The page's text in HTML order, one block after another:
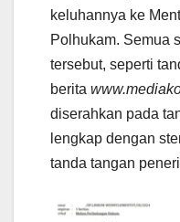
keluhannya ke
Polhukam. Semua
tersebut, seperti
berita
diserahkan pada
lengkap dengan
tanda tangan